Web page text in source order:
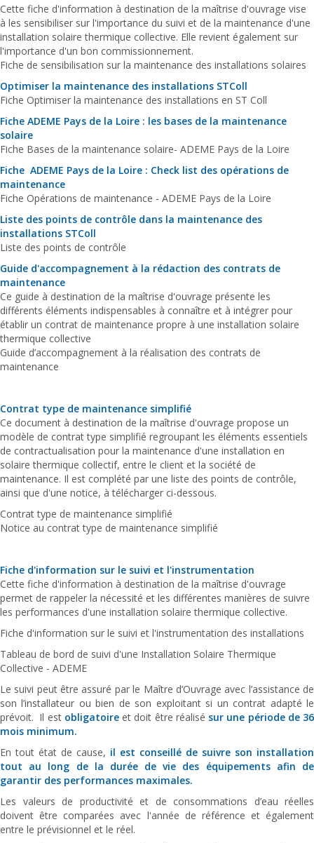
Cette fiche d'information à destination de la maîtrise d'ouvrage vise
à les sensibiliser sur l'importance du suivi et de la maintenance d'une
installation solaire thermique collective. Elle revient également sur
l'importance d'un bon commissionnement.
Fiche de sensibilisation sur la maintenance des installations solaires
Optimiser la maintenance des installations STColl
Fiche Optimiser la maintenance des installations en ST Coll
Fiche ADEME Pays de la Loire : les bases de la maintenance
solaire
Fiche Bases de la maintenance solaire- ADEME Pays de la Loire
Fiche ADEME Pays de la Loire : Check list des opérations de
maintenance
Fiche Opérations de maintenance - ADEME Pays de la Loire
Liste des points de contrôle dans la maintenance des
installations STColl
Liste des points de contrôle
Guide d'accompagnement à la rédaction des contrats de
maintenance
Ce guide à destination de la maîtrise d'ouvrage présente les
différents éléments indispensables à connaître et à intégrer pour
établir un contrat de maintenance propre à une installation solaire
thermique collective
Guide d’accompagnement à la réalisation des contrats de
maintenance
Contrat type de maintenance simplifié
Ce document à destination de la maîtrise d'ouvrage propose un
modèle de contrat type simplifié regroupant les éléments essentiels
de contractualisation pour la maintenance d'une installation en
solaire thermique collectif, entre le client et la société de
maintenance. Il est complété par une liste des points de contrôle,
ainsi que d'une notice, à télécharger ci-dessous.
Contrat type de maintenance simplifié
Notice au contrat type de maintenance simplifié
Fiche d'information sur le suivi et l'instrumentation
Cette fiche d'information à destination de la maîtrise d'ouvrage
permet de rappeler la nécessité et les différentes manières de suivre
les performances d'une installation solaire thermique collective.
Fiche d'information sur le suivi et l'instrumentation des installations
Tableau de bord de suivi d'une Installation Solaire Thermique
Collective - ADEME
Le suivi peut être assuré par le Maître d’Ouvrage avec l’assistance de
son l’installateur ou bien de son exploitant si un contrat adapté le
prévoit. Il est obligatoireet doit être réalisé sur une période de 36
mois minimum.
En tout état de cause, il est conseillé de suivre son installation
tout au long de la durée de vie des équipements afin de
garantir des performances maximales.
Les valeurs de productivité et de consommations d’eau réelles
doivent être comparées avec l'année de référence et également
entre le prévisionnel et le réel.